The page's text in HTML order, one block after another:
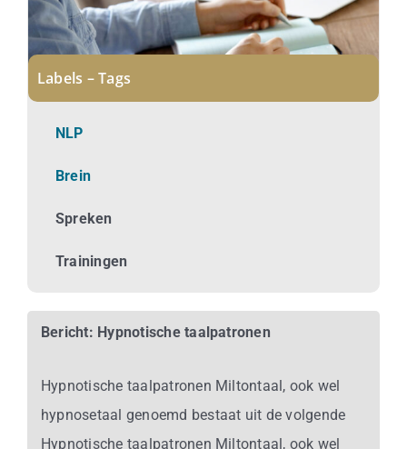
Kennisbank
Labels – Tags
NLP
Brein
Spreken
Trainingen
Bericht: Hypnotische taalpatronen
Hypnotische taalpatronen Miltontaal, ook wel
hypnosetaal genoemd bestaat uit de volgende
Hypnotische taalpatronen Miltontaal, ook wel